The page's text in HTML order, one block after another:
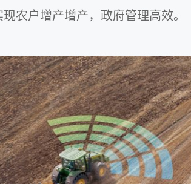
农户增产增产，政府管理高效。